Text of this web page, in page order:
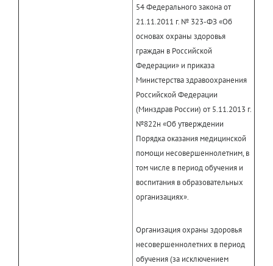
54 Федерального закона от
21.11.2011 г. № 323-ФЗ «Об
основах охраны здоровья
граждан в Российской
Федерации» и приказа
Министерства здравоохранения
Российской Федерации
(Минздрав России) от 5.11.2013 г.
№822н «Об утверждении
Порядка оказания медицинской
помощи несовершеннолетним, в
том числе в период обучения и
воспитания в образовательных
организациях».
Организация охраны здоровья
несовершеннолетних в период
обучения (за исключением